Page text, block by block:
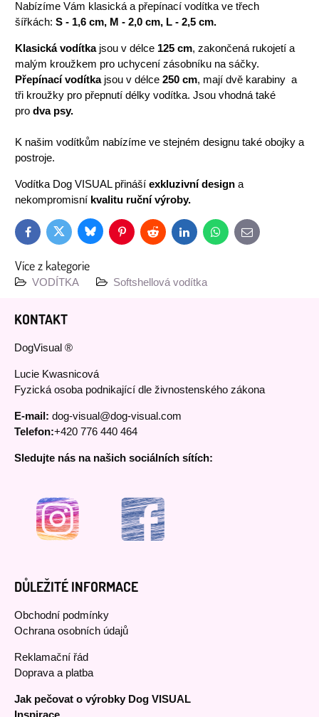
Nabízíme Vám klasická a přepínací vodítka ve třech
šířkách: S - 1,6 cm, M - 2,0 cm, L - 2,5 cm.
Klasická vodítkajsou v délce 125 cm, zakončená rukojetí a
malým kroužkem pro uchycení zásobníku na sáčky.
Přepínací vodítkajsou v délce 250 cm, mají dvě karabiny a
tři kroužky pro přepnutí délky vodítka. Jsou vhodná také
pro dva psy.
K našim vodítkům nabízíme ve stejném designu také obojky a
postroje.
Vodítka Dog VISUAL přináší exkluzivní design a
nekompromisní kvalitu ruční výroby.
FacebookTwitter BlueskyPinterestReddit LinkedInWhatsApp
E-
mail
Více z kategorie
VODÍTKA Softshellová vodítka
KONTAKT
DogVisual ®
Lucie Kwasnicová
Fyzická osoba podnikající dle živnostenského zákona
E-mail: dog-visual@dog-visual.com
Telefon:+420 776 440 464
Sledujte nás na našich sociálních sítích:
DŮLEŽITÉ INFORMACE
Obchodní podmínky
Ochrana osobních údajů
Reklamační řád
Doprava a platba
Jak pečovat o výrobky Dog VISUAL